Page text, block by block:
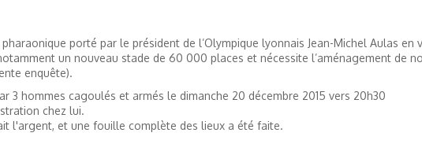
porté par le président de l’Olympique lyonnais Jean-Michel Aulas en
un nouveau stade de 60 000 places et nécessite l’aménagement de
enquête).
3 hommes cagoulés et armés le dimanche 20 décembre 2015 vers 20h30
chez lui.
l'argent, et une fouille complète des lieux a été faite.